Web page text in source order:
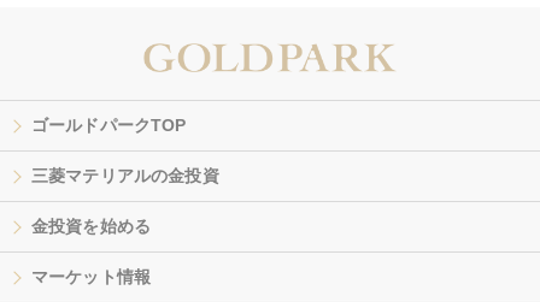
ゴールドパークTOP
三菱マテリアルの金投資
金投資を始める
マーケット情報